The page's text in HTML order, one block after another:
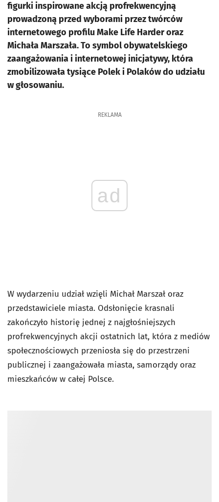
figurki inspirowane akcją profrekwencyjną
prowadzoną przed wyborami przez twórców
internetowego profilu Make Life Harder oraz
Michała Marszała. To symbol obywatelskiego
zaangażowania i internetowej inicjatywy, która
zmobilizowała tysiące Polek i Polaków do udziału
w głosowaniu.
REKLAMA
ad
W wydarzeniu udział wzięli Michał Marszał oraz
przedstawiciele miasta. Odsłonięcie krasnali
zakończyło historię jednej z najgłośniejszych
profrekwencyjnych akcji ostatnich lat, która z mediów
społecznościowych przeniosła się do przestrzeni
publicznej i zaangażowała miasta, samorządy oraz
mieszkańców w całej Polsce.